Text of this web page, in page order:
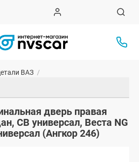
ВАЗ /
дверь правая
СВ универсал, Веста NG
(Ангкор 246)